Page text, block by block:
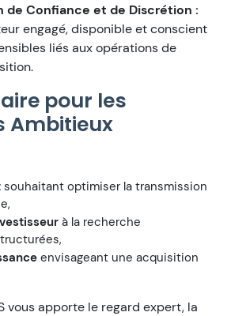
de Confiance et de Discrétion :
engagé, disponible et conscient
liés aux opérations de
pour les
Ambitieux
souhaitant optimiser la transmission
à la recherche
envisageant une acquisition
vous apporte le regard expert, la